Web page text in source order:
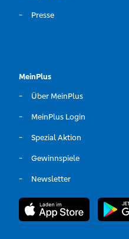
Presse
MeinPlus
Über MeinPlus
MeinPlus Login
Spezial Aktion
Gewinnspiele
Newsletter